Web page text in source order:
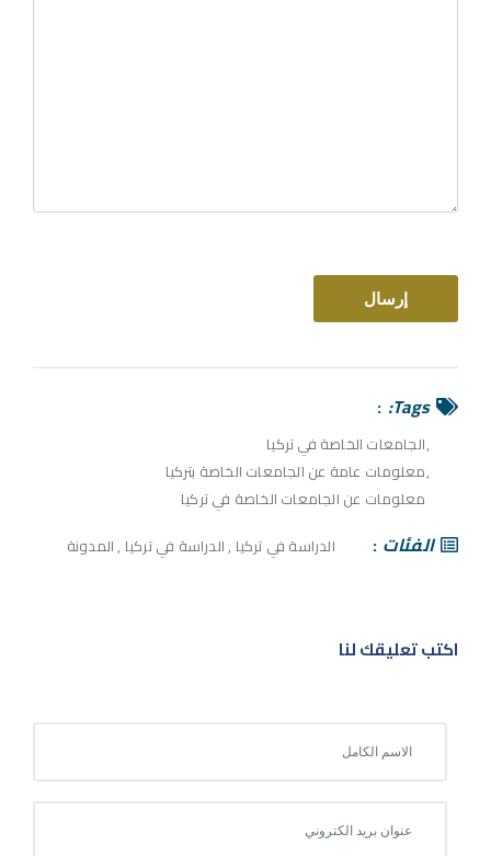
Tags:
الجامعات الخاصة في تركيا
معلومات عامة عن الجامعات الخاصة بتركيا
معلومات عن الجامعات الخاصة في تركيا
الفئات الدراسة في تركيا ,الدراسة في تركيا ,المدونة
اكتب تعليقك لنا